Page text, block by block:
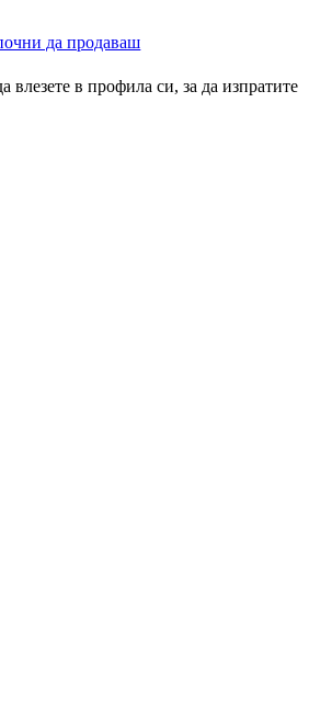
да продаваш
в профила си, за да изпратите